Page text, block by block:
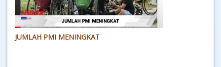
JUMLAH PMI MENINGKAT